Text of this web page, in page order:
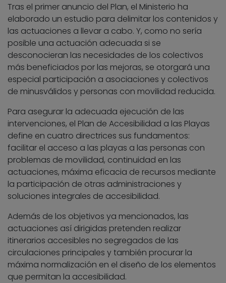
Tras el primer anuncio del Plan, el Ministerio ha
elaborado un estudio para delimitar los contenidos y
las actuaciones a llevar a cabo. Y, como no sería
posible una actuación adecuada si se
desconocieran las necesidades de los colectivos
más beneficiados por las mejoras, se otorgará una
especial participación a asociaciones y colectivos
de minusválidos y personas con movilidad reducida.
Para asegurar la adecuada ejecución de las
intervenciones, el Plan de Accesibilidad a las Playas
define en cuatro directrices sus fundamentos:
facilitar el acceso a las playas a las personas con
problemas de movilidad, continuidad en las
actuaciones, máxima eficacia de recursos mediante
la participación de otras administraciones y
soluciones integrales de accesibilidad.
Además de los objetivos ya mencionados, las
actuaciones así dirigidas pretenden realizar
itinerarios accesibles no segregados de las
circulaciones principales y también procurar la
máxima normalización en el diseño de los elementos
que permitan la accesibilidad.